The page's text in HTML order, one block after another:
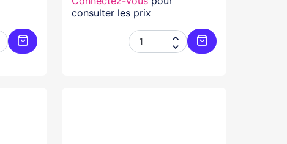
Ajouter au panier
consulter les prix


Ajouter au panier